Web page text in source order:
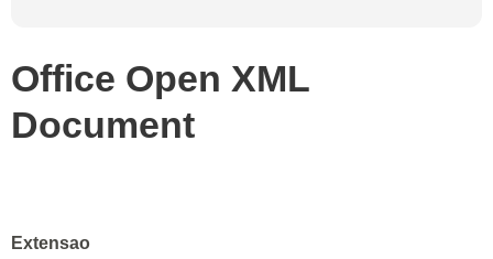
Office Open XML
Document
Extensao